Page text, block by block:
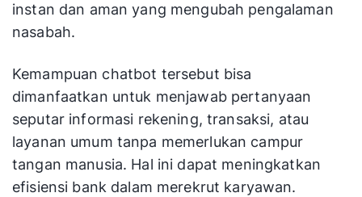
instan dan aman yang mengubah pengalaman
nasabah.
Kemampuan chatbot tersebut bisa
dimanfaatkan untuk menjawab pertanyaan
seputar informasi rekening, transaksi, atau
layanan umum tanpa memerlukan campur
tangan manusia. Hal ini dapat meningkatkan
efisiensi bank dalam merekrut karyawan.